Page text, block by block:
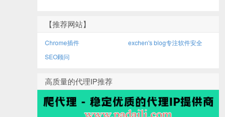
【推荐网站】
Chrome插件
exchen's blog专注软件安全
SEO顾问
高质量的代理IP推荐